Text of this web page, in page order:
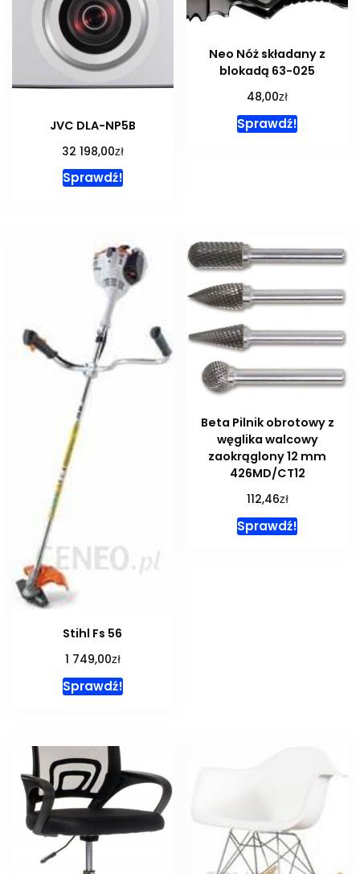
JVC DLA-NP5B
32 198,00zł
Sprawdź!
Neo Nóż składany z
blokadą 63-025
48,00zł
Sprawdź!
Stihl Fs 56
1 749,00zł
Sprawdź!
Beta Pilnik obrotowy z
węglika walcowy
zaokrąglony 12 mm
426MD/CT12
112,46zł
Sprawdź!